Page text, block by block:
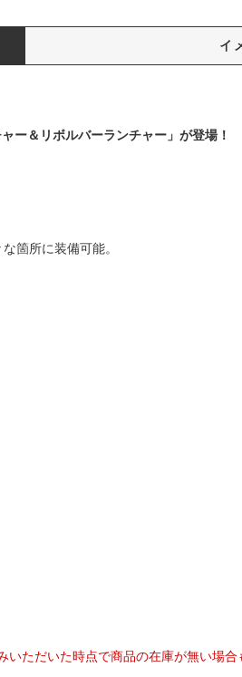
イ
ー＆リボルバーランチャー」が登場！
箇所に装備可能。
ただいた時点で商品の在庫が無い場合